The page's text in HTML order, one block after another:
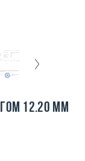
12.20 мм